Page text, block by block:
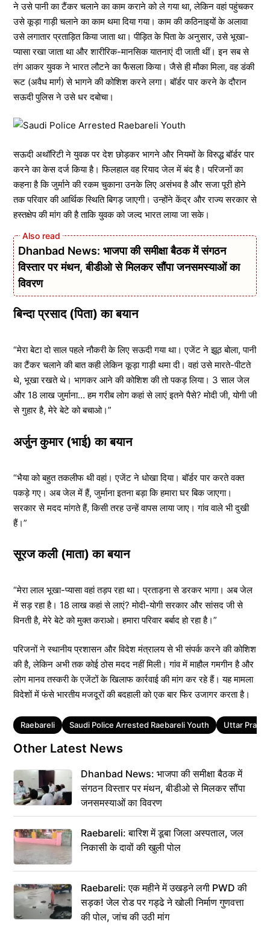
ने उसे पानी का टैंकर चलाने का काम कराने को ले गया था, लेकिन वहां पहुंचकर
उसे कूड़ा गाड़ी चलाने का काम थमा दिया गया। काम की कठिनाइयों के अलावा
उसे लगातार प्रताड़ित किया जाता था। पीड़ित के पिता के अनुसार, उसे भूखा-
प्यासा रखा जाता था और शारीरिक-मानसिक यातनाएं दी जाती थीं। इन सब से
तंग आकर युवक ने भारत लौटने का फैसला किया। जैसे ही मौका मिला, वह डंकी
रूट (अवैध मार्ग) से भागने की कोशिश करने लगा। बॉर्डर पार करने के दौरान
सऊदी पुलिस ने उसे धर दबोचा।
सऊदी अथॉरिटी ने युवक पर देश छोड़कर भागने और नियमों के विरुद्ध बॉर्डर पार
करने का केस दर्ज किया है। फिलहाल वह रियाद जेल में बंद है। परिजनों का
कहना है कि जुर्माने की रकम चुकाना उनके लिए असंभव है और सजा पूरी होने
तक परिवार की आर्थिक स्थिति बिगड़ जाएगी। उन्होंने केंद्र और राज्य सरकार से
हस्तक्षेप की मांग की है ताकि युवक को जल्द भारत लाया जा सके।
Dhanbad News: भाजपा की समीक्षा बैठक में संगठन
विस्तार पर मंथन, बीडीओ से मिलकर सौंपा जनसमस्याओं का
विवरण
बिन्दा प्रसाद (पिता) का बयान
“मेरा बेटा दो साल पहले नौकरी के लिए सऊदी गया था। एजेंट ने झूठ बोला, पानी
का टैंकर चलाने की बात कही लेकिन कूड़ा गाड़ी थमा दी। वहां उसे मारते-पीटते
थे, भूखा रखते थे। भागकर आने की कोशिश की तो पकड़ लिया। 3 साल जेल
और 18 लाख जुर्माना… हम गरीब लोग कहां से लाएं इतने पैसे? मोदी जी, योगी जी
से गुहार है, मेरे बेटे को बचाओ।”
अर्जुन कुमार (भाई) का बयान
“भैया को बहुत तकलीफ थी वहां। एजेंट ने धोखा दिया। बॉर्डर पार करते वक्त
पकड़े गए। अब जेल में हैं, जुर्माना इतना बड़ा कि हमारा घर बिक जाएगा।
सरकार से मदद मांगते हैं, किसी तरह उन्हें वापस लाया जाए। गांव वाले भी दुखी
हैं।”
सूरज कली (माता) का बयान
“मेरा लाल भूखा-प्यासा वहां तड़प रहा था। प्रताड़ना से डरकर भागा। अब जेल
में सड़ रहा है। 18 लाख कहां से लाएं? मोदी-योगी सरकार और सांसद जी से
विनती है, मेरे बेटे को मुक्त कराओ। हमारा परिवार बर्बाद हो रहा है।”
परिजनों ने स्थानीय प्रशासन और विदेश मंत्रालय से भी संपर्क करने की कोशिश
की है, लेकिन अभी तक कोई ठोस मदद नहीं मिली। गांव में माहौल गमगीन है और
लोग मानव तस्करी के एजेंटों के खिलाफ कार्रवाई की मांग कर रहे हैं। यह मामला
विदेशों में फंसे भारतीय मजदूरों की बदहाली को एक बार फिर उजागर करता है।
Tags
Raebareli Saudi Police Arrested Raebareli Youth Uttar
Other Latest News
Dhanbad News: भाजपा की समीक्षा बैठक में
संगठन विस्तार पर मंथन, बीडीओ से मिलकर सौंपा
जनसमस्याओं का विवरण
Raebareli: बारिश में डूबा जिला अस्पताल, जल
निकासी के दावों की खुली पोल
Raebareli: एक महीने में उखड़ने लगी PWD की
सड़क! जेल रोड पर गड्ढे ने खोली निर्माण गुणवत्ता
की पोल, जांच की उठी मांग